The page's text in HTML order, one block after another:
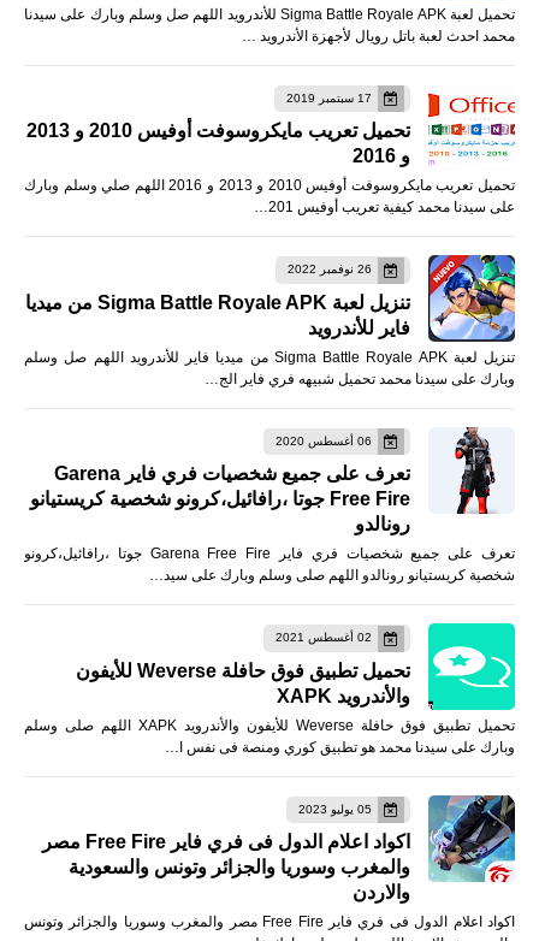
تحميل لعبة Sigma Battle Royale APK للأندرويد اللهم صل وسلم وبارك على سيدنا
محمد احدث لعبة باتل رويال لأجهزة الأندرويد …
17 سبتمبر 2019
تحميل تعريب مايكروسوفت أوفيس 2010 و 2013
و 2016
تحميل تعريب مايكروسوفت أوفيس 2010 و 2013 و 2016 اللهم صلي وسلم وبارك
على سيدنا محمد كيفية تعريب أوفيس 201…
26 نوفمبر 2022
تنزيل لعبة Sigma Battle Royale APK من ميديا
فاير للأندرويد
تنزيل لعبة Sigma Battle Royale APK من ميديا فاير للأندرويد اللهم صل وسلم
وبارك على سيدنا محمد تحميل شبيهه فري فاير الج…
06 أغسطس 2020
تعرف على جميع شخصيات فري فاير Garena
Free Fire جوتا ،رافائيل،كرونو شخصية كريستيانو
رونالدو
تعرف على جميع شخصيات فري فاير Garena Free Fire جوتا ،رافائيل،كرونو
شخصية كريستيانو رونالدو اللهم صلى وسلم وبارك على سيد…
02 أغسطس 2021
تحميل تطبيق فوق حافلة Weverse للأيفون
والأندرويد XAPK
تحميل تطبيق فوق حافلة Weverse للأيفون والأندرويد XAPK اللهم صلى وسلم
وبارك على سيدنا محمد هو تطبيق كوري ومنصة فى نفس ا…
05 يوليو 2023
اكواد اعلام الدول فى فري فاير Free Fire مصر
والمغرب وسوريا والجزائر وتونس والسعودية
والاردن
اكواد اعلام الدول فى فري فاير Free Fire مصر والمغرب وسوريا والجزائر وتونس